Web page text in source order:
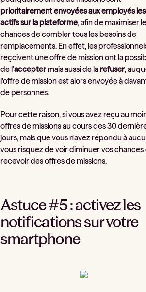
prioritairement envoyées aux employés
actifs sur la plateforme, afin de maximiser
chances de combler tous les besoins de
remplacements. En effet, les
reçoivent une offre de mission ont la
de l'accepter mais aussi de la refuser,
l'offre de mission est alors envoyée à
de personnes.
Pour cette raison, si vous avez reçu au
offres de missions au cours des 30
jours, mais que vous n'avez répondu à
vous risquez de voir diminuer vos chances
recevoir des offres de missions.
Astuce #5 : activez les
notifications sur votre
smartphone